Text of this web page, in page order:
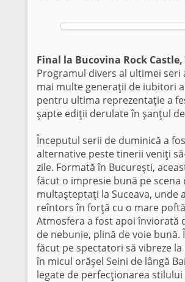
Final la Bucovina Rock
Programul divers al ultimei seri
mai multe generaţii de iubitori
pentru ultima reprezentaţie a
şapte ediţii derulate în şanţul
Începutul serii de duminică a
alternative peste tinerii veniţi
zile. Formată în Bucureşti,
făcut o impresie bună pe
multaşteptaţi la Suceava, unde
reîntors în forţă cu o mare
Atmosfera a fost apoi înviorată
de nebunie, plină de voie
făcut pe spectatori să vibreze
în micul orăşel Seini de lângă
legate de perfecţionarea